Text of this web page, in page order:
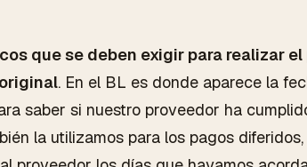
que se deben exigir para realizar
. En el BL es donde aparece la
saber si nuestro proveedor ha
la utilizamos para los pagos